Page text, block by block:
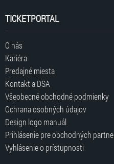
TICKETPORTAL
O nás
Kariéra
Predajné miesta
Kontakt a DSA
Všeobecné obchodné podmienky
Ochrana osobných údajov
Design logo manuál
Prihlásenie pre obchodných
Vyhlásenie o prístupnosti